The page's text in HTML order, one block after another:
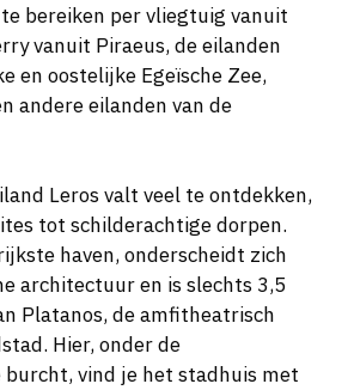
bereiken per vliegtuig vanuit
vanuit Piraeus, de eilanden
en oostelijke Egeïsche Zee,
andere eilanden van de
Leros valt veel te ontdekken,
tot schilderachtige dorpen.
haven, onderscheidt zich
architectuur en is slechts 3,5
Platanos, de amfitheatrisch
Hier, onder de
vind je het stadhuis met